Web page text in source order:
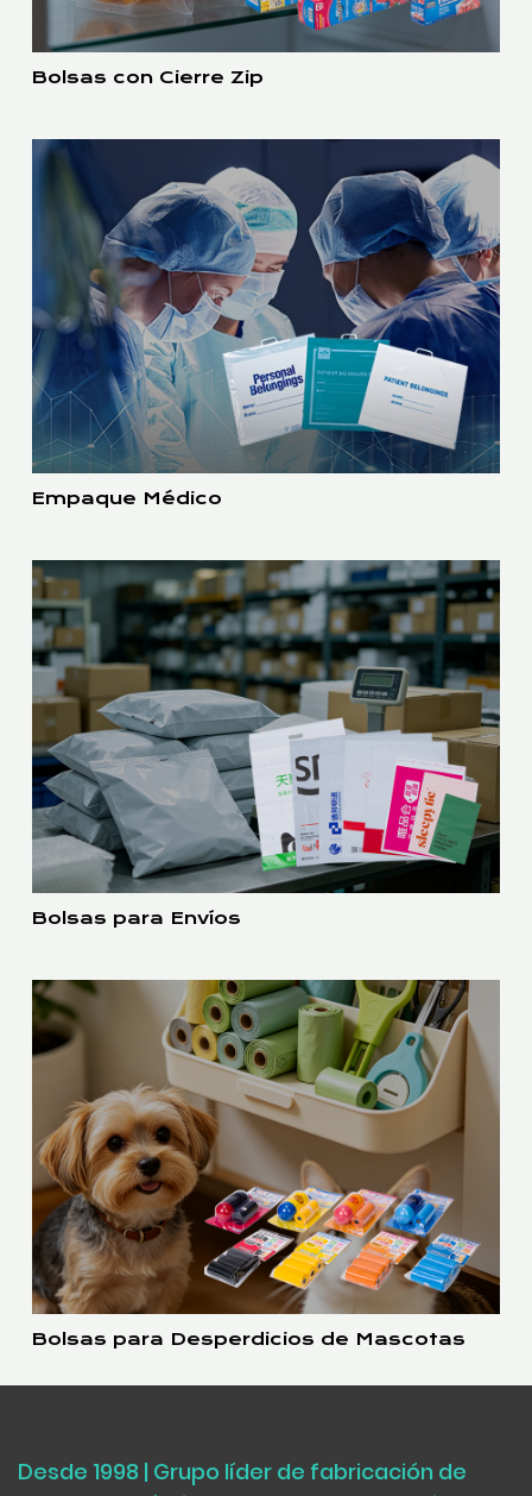
Bolsas con Cierre Zip
Empaque Médico
Bolsas para Envíos
Bolsas para Desperdicios de Mascotas
Desde 1998 | Grupo líder de fabricación de